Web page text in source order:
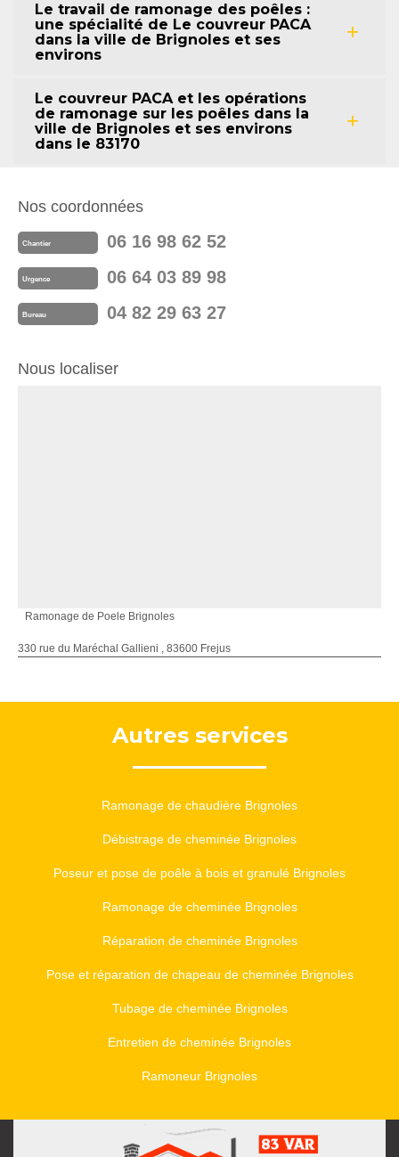
Le travail de ramonage des poêles :
une spécialité de Le couvreur PACA
dans la ville de Brignoles et ses
environs
Le couvreur PACA et les opérations
de ramonage sur les poêles dans la
ville de Brignoles et ses environs
dans le 83170
Nos coordonnées
Chantier 06 16 98 62 52
Urgence 06 64 03 89 98
Bureau 04 82 29 63 27
Nous localiser
Ramonage de Poele Brignoles
330 rue du Maréchal Gallieni , 83600 Frejus
Autres services
Ramonage de chaudière Brignoles
Débistrage de cheminée Brignoles
Poseur et pose de poêle à bois et granulé Brignoles
Ramonage de cheminée Brignoles
Réparation de cheminée Brignoles
Pose et réparation de chapeau de cheminée Brignoles
Tubage de cheminée Brignoles
Entretien de cheminée Brignoles
Ramoneur Brignoles